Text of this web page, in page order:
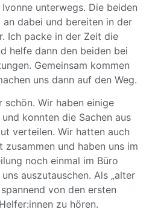
unterwegs. Die beiden
dabei und bereiten in der
Ich packe in der Zeit die
helfe dann den beiden bei
Gemeinsam kommen
uns dann auf den Weg.
schön. Wir haben einige
konnten die Sachen aus
verteilen. Wir hatten auch
zusammen und haben uns im
noch einmal im Büro
auszutauschen. Als „alter
von den ersten
zu hören.